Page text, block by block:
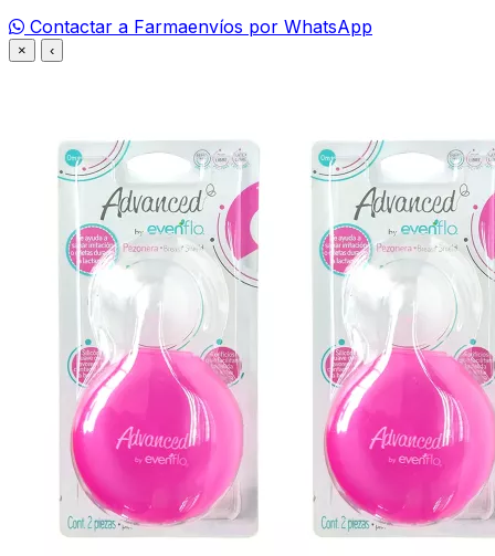
Contactar a Farmaenvíos por WhatsApp
× ‹